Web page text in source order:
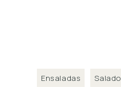
Ensaladas Salado